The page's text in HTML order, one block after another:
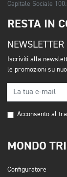
Capitale Sociale
RESTA IN
NEWSLETTER
Iscriviti alla
le promozioni su
Acconsento al
MONDO
Configuratore